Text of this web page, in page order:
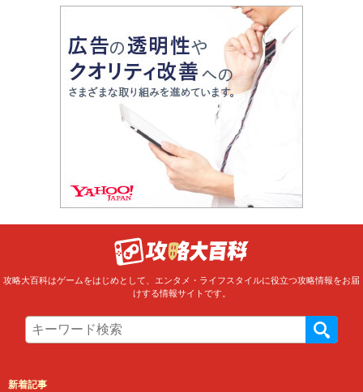
攻略大百科はゲームをはじめとして、エンタメ・ライフスタイルに役立つ攻略情報をお届
けする情報サイトです。
新着記事